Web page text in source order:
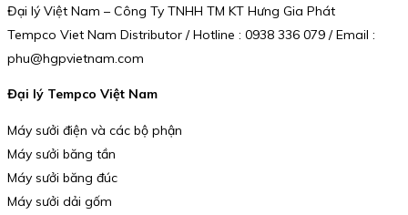
Đại lý Việt Nam – Công Ty TNHH TM KT Hưng Gia Phát
Tempco Viet Nam Distributor / Hotline : 0938 336 079 / Email :
phu@hgpvietnam.com
Đại lý Tempco Việt Nam
Máy sưởi điện và các bộ phận
Máy sưởi băng tần
Máy sưởi băng đúc
Máy sưởi dải gốm